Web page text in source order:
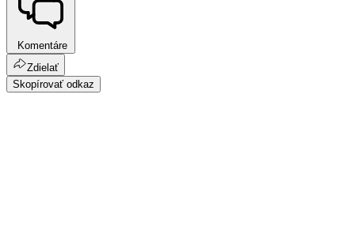
Komentáre
Zdielať
Skopírovať odkaz